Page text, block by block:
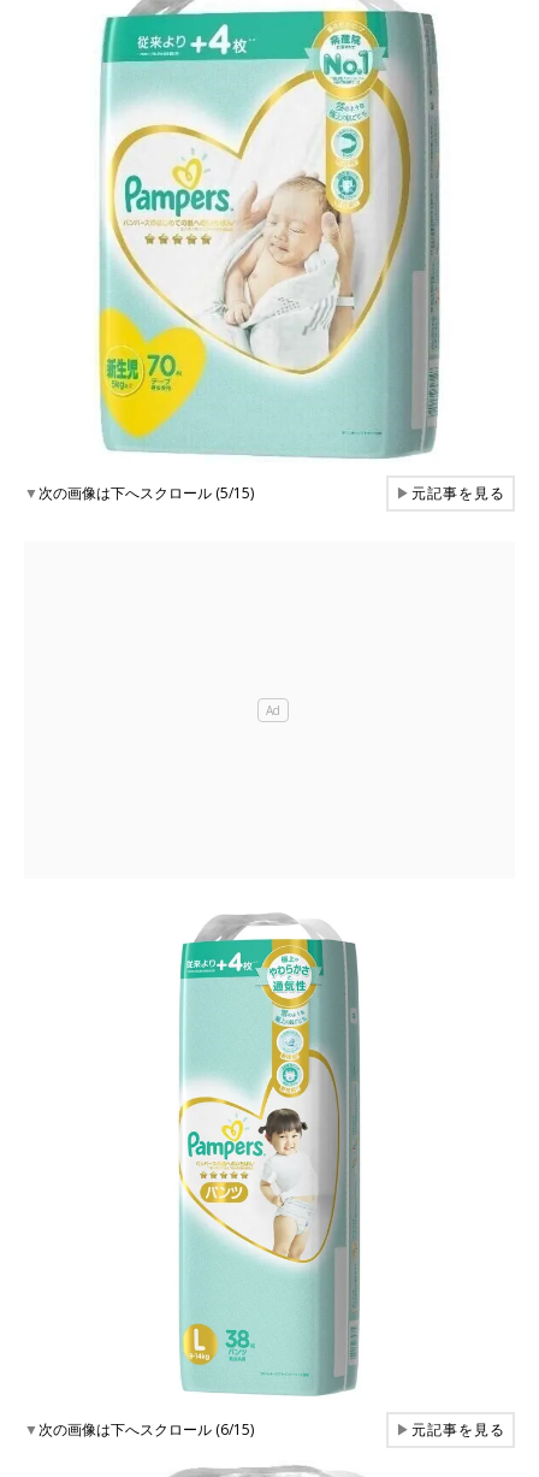
▼次の画像は下へスクロール (5/15) ▶元記事を見る
▼次の画像は下へスクロール (6/15) ▶元記事を見る